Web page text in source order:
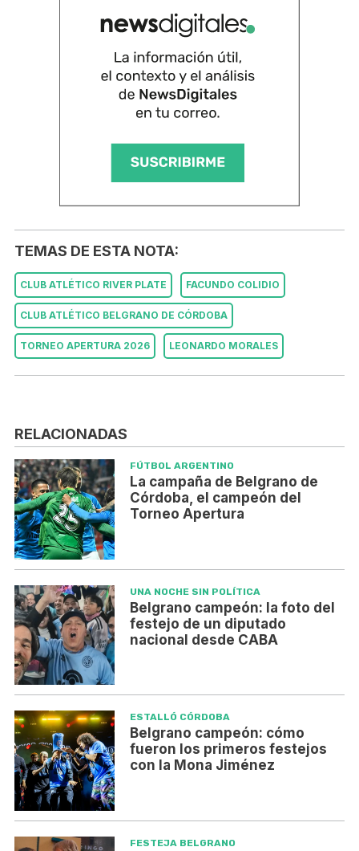
TEMAS DE ESTA NOTA:
CLUB ATLÉTICO RIVER PLATE FACUNDO COLIDIO
CLUB ATLÉTICO BELGRANO DE CÓRDOBA
TORNEO APERTURA 2026 LEONARDO MORALES
RELACIONADAS
FÚTBOL ARGENTINO
La campaña de Belgrano de
Córdoba, el campeón del
Torneo Apertura
UNA NOCHE SIN POLÍTICA
Belgrano campeón: la foto del
festejo de un diputado
nacional desde CABA
ESTALLÓ CÓRDOBA
Belgrano campeón: cómo
fueron los primeros festejos
con la Mona Jiménez
FESTEJA BELGRANO